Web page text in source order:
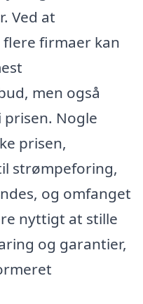
Ved at
firmaer kan
men også
Nogle
prisen,
strømpeforing,
og omfanget
nyttigt at stille
og garantier,